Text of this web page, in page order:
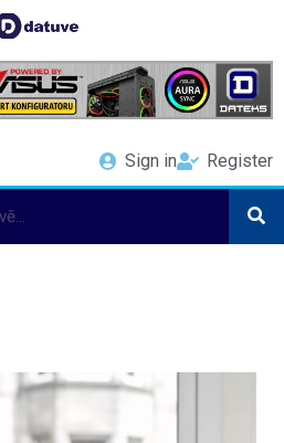
Sign in Register